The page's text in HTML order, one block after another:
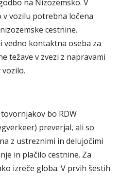
na Nizozemsko. V
vozilu potrebna ločena
cestnine.
kontaktna oseba za
težave v zvezi z napravami
vozilo.
bo RDW
preverjal, ali so
z ustreznimi in delujočimi
in plačilo cestnine. Za
izreče globa. V prvih šestih